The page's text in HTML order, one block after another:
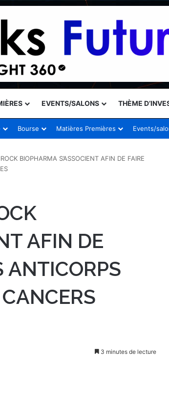
EVENTS/SALONS THÈME
Bourse Matières Premières Events/
BIOPHARMA S’ASSOCIENT AFIN DE FAIRE
AFIN DE
ANTICORPS
3 minutes de lecture